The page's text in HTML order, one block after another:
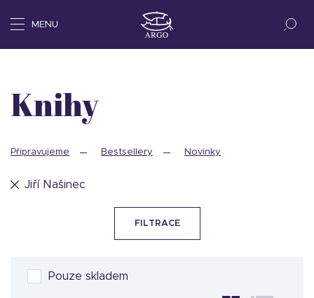
MENU
Knihy
Připravujeme Bestsellery Novinky
Jiří Našinec
FILTRACE
Pouze skladem